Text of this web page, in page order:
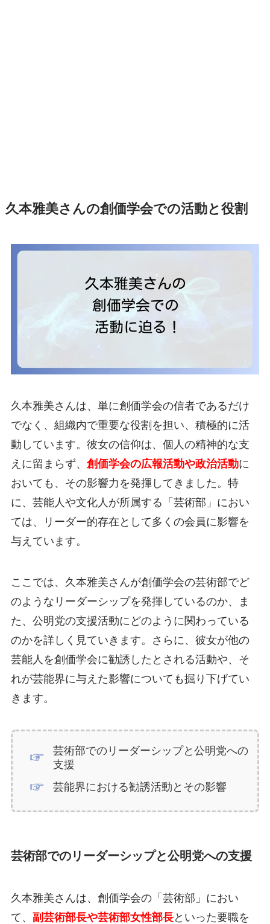
久本雅美さんの創価学会での活動と役割
久本雅美さんは、単に創価学会の信者であるだけ
でなく、組織内で重要な役割を担い、積極的に活
動しています。彼女の信仰は、個人の精神的な支
えに留まらず、 創価学会の広報活動や政治活動に
おいても、その影響力を発揮してきました。特
に、芸能人や文化人が所属する「芸術部」におい
ては、リーダー的存在として多くの会員に影響を
与えています。
ここでは、久本雅美さんが創価学会の芸術部でど
のようなリーダーシップを発揮しているのか、ま
た、公明党の支援活動にどのように関わっている
のかを詳しく見ていきます。さらに、彼女が他の
芸能人を創価学会に勧誘したとされる活動や、そ
れが芸能界に与えた影響についても掘り下げてい
きます。
芸術部でのリーダーシップと公明党への
支援
芸能界における勧誘活動とその影響
芸術部でのリーダーシップと公明党への支援
久本雅美さんは、創価学会の「芸術部」におい
て、 副芸術部長や芸術部女性部長といった要職を